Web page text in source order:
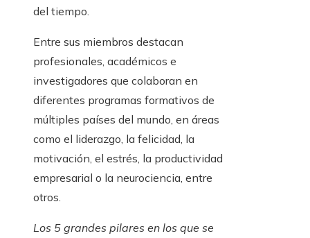
del tiempo.
Entre sus miembros destacan
profesionales, académicos e
investigadores que colaboran en
diferentes programas formativos de
múltiples países del mundo, en áreas
como el liderazgo, la felicidad, la
motivación, el estrés, la productividad
empresarial o la neurociencia, entre
otros.
Los 5 grandes pilares en los que se